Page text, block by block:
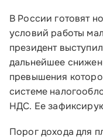
В России готовят
условий работы
президент
дальнейшее
превышения
системе
НДС. Ее
Порог дохода для